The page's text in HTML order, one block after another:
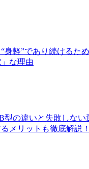
身軽”であり続けるた
な理由
型の違いと失敗しない
メリットも徹底解説！